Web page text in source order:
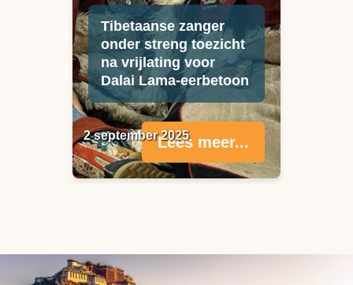
2 september 2025
Tibetaanse zanger
onder streng toezicht
na vrijlating voor
Dalai Lama-eerbetoon
Lees meer...